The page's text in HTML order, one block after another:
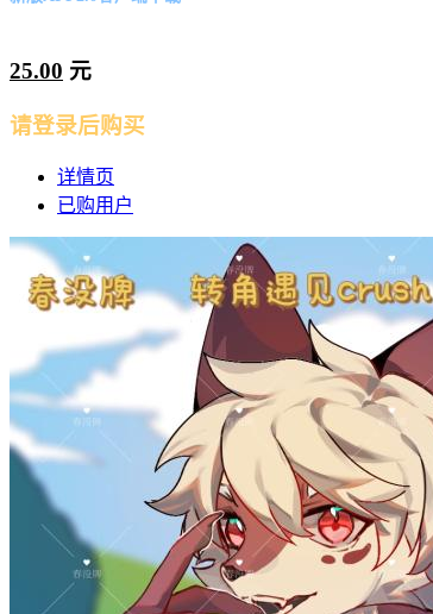
25.00 元
请登录后购买
详情页
已购用户